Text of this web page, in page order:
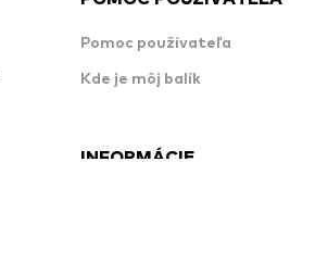
Pomoc používateľa
Kde je môj balík
INFORMÁCIE